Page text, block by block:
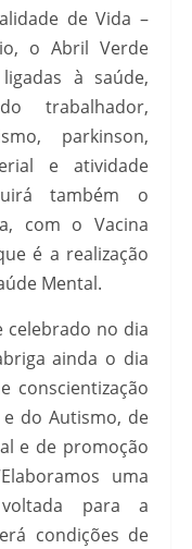
de Vida –
o Abril Verde
à saúde,
trabalhador,
parkinson,
e atividade
também o
com o Vacina
é a realização
Mental.
celebrado no dia
ainda o dia
conscientização
do Autismo, de
e de promoção
uma
voltada para a
condições de